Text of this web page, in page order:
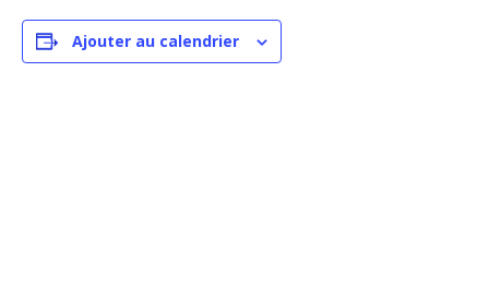
Ajouter au calendrier